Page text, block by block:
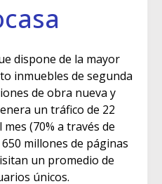
dispone de la mayor
inmuebles de segunda
de obra nueva y
un tráfico de 22
(70% a través de
millones de páginas
un promedio de
únicos.